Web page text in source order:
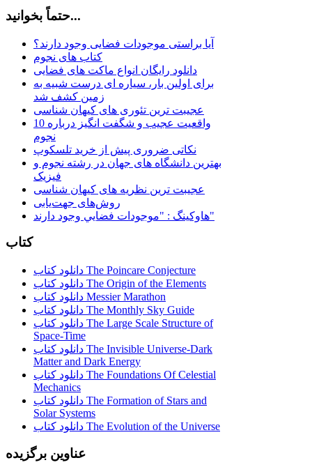
حتماً بخوانید...
آیا براستی موجودات فضایی وجود دارند؟
کتاب های نجوم
دانلود رایگان انواع ماکت های فضایی
برای اولین بار، سیاره ای درست شبیه به
زمین کشف شد
عجیبت ترین تئوری های کیهان شناسی
10 واقعیت عجیب و شگفت انگیز درباره
نجوم
نکاتی ضروری پیش از خرید تلسکوپ
بهترین دانشگاه های جهان در رشته نجوم و
فیزیک
عجیبت ترین نظریه های کیهان شناسی
روش‌های جهت‌یابی
هاوكينگ : "موجودات فضايي وجود دارند"
کتاب
دانلود کتاب The Poincare Conjecture
دانلود کتاب The Origin of the Elements
دانلود کتاب Messier Marathon
دانلود کتاب The Monthly Sky Guide
دانلود کتاب The Large Scale Structure of
Space-Time
دانلود کتاب The Invisible Universe-Dark
Matter and Dark Energy
دانلود کتاب The Foundations Of Celestial
Mechanics
دانلود کتاب The Formation of Stars and
Solar Systems
دانلود کتاب The Evolution of the Universe
عناوین برگزیده